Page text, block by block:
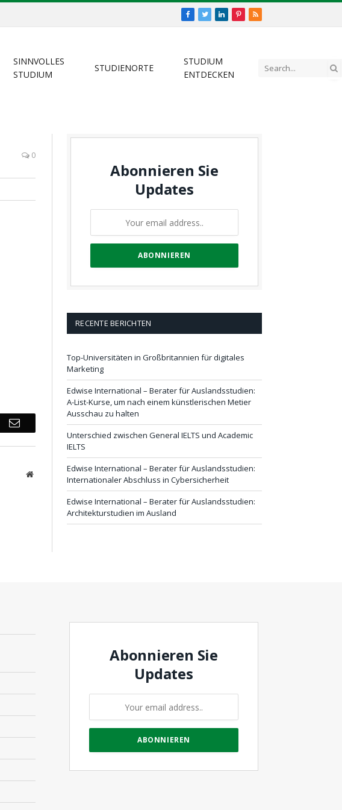
Facebook
TwitterLinkedInPinterest
RSS
SINNVOLLES
STUDIUM
STUDIENORTE
STUDIUM
ENTDECKEN
0
Email
Website
Abonnieren Sie
Updates
RECENTE BERICHTEN
Top-Universitäten in Großbritannien für digitales
Marketing
Edwise International – Berater für Auslandsstudien:
A-List-Kurse, um nach einem künstlerischen Metier
Ausschau zu halten
Unterschied zwischen General IELTS und Academic
IELTS
Edwise International – Berater für Auslandsstudien:
Internationaler Abschluss in Cybersicherheit
Edwise International – Berater für Auslandsstudien:
Architekturstudien im Ausland
Abonnieren Sie
Updates